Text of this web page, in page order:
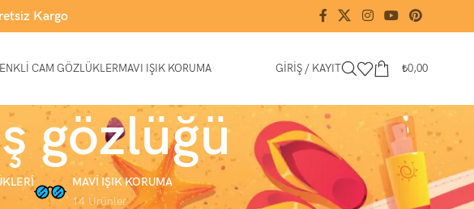
Kargo
CAM GÖZLÜKLERMAVI IŞIK KORUMA GIRIŞ / KAYIT ₺0,00
gözlüğü
MAVI IŞIK KORUMA
14 Ürünler